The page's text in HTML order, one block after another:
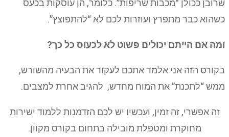
שרובן ככולן “מכבות שריפות”. כלומר, הן עוסקות בכעס
כשהוא כבר מתפרץ ועוזרות לכם לא “להתפוצץ”.
ומה אם הייתם יכולים פשוט לא לכעוס כל כך?
בקורס הזה אני אלמד אתכם לעקור את הבעיה מהשורש,
ממש “לתכנת” את המוח מחדש, להגיב אחרת למצבים.
זה אפשרי, זה זמין, ועכשיו יש לכם הזדמנות ללמוד ישירות
מחוקרת ומטפלת מובילה בתחום בקורס מקוון.